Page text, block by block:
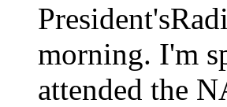
morning. I'm
attended the